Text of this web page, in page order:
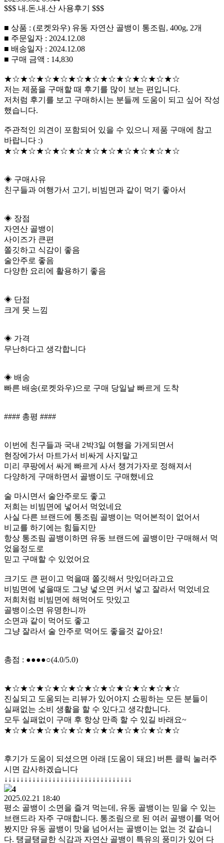
$$$ 내.돈.내.산 사용후기 $$$
■ 상품 : (로켓와우) 유동 자연산 골뱅이 통조림, 400g, 2개
■ 주문일자 : 2024.12.08
■ 배송일자 : 2024.12.08
■ 구매 금액 : 14,830
★☆★☆★☆★☆★☆★☆★☆★☆★☆★☆★☆
저는 제품을 구매할 때 후기를 많이 보는 편입니다.
저처럼 후기를 보고 구매하시는 분들께 도움이 되고 싶어 작성
했습니다.
주관적인 의견이 포함되어 있을 수 있으니 제품 구매에 참고
바랍니다 :)
★☆★☆★☆★☆★☆★☆★☆★☆★☆★☆★☆
◈ 구매사유
친구들과 여행가서 고기, 비빔면과 같이 먹기 좋아서
◈ 장점
자연산 골뱅이
사이즈가 큰편
쫄깃하고 식감이 좋음
술안주로 좋음
다양한 요리에 활용하기 좋음
◈ 단점
크게 못 느낌
◈ 가격
무난하다고 생각합니다
◈ 배송
빠른 배송(로켓와우)으로 구매 당일날 빠르게 도착
#### 총평 ####
이번에 친구들과 국내 2박3일 여행을 가게되면서
현장에가서 마트가서 비싸게 사지말고
미리 쿠팡에서 싸게 빠르게 사서 챙겨가자로 정해져서
다양하게 구매하면서 골뱅이도 구매했네요
술 마시면서 술안주로도 좋고
저희는 비빔면에 넣어서 먹었네요
사실 다른 브랜드에 통조림 골뱅이는 먹어본적이 없어서
비교를 하기에는 힘들지만
항상 통조림 골뱅이하면 유동 브랜드에 골뱅이만 구매해서 먹
었을정도로
믿고 구매할 수 있었어요
크기도 큰 편이고 먹을때 쫄깃해서 맛있더라고요
비빔면에 넣을때도 그냥 넣으면 커서 넣고 잘라서 먹었네요
저희처럼 비빔면에 해먹어도 맛있고
골뱅이소면 유명한니까
소면과 같이 먹어도 좋고
그냥 잘라서 술 안주로 먹어도 좋을것 같아요!
총점 : ●●●●○(4.0/5.0)
★☆★☆★☆★☆★☆★☆★☆★☆★☆★☆★☆
진실되고 도움되는 리뷰가 있어야지 쇼핑하는 모든 분들이
실패없는 소비 생활을 할 수 있다고 생각합니다.
모두 실패없이 구매 후 항상 만족 할 수 있길 바래요~
★☆★☆★☆★☆★☆★☆★☆★☆★☆★☆★☆
후기가 도움이 되셨으면 아래 [도움이 돼요] 버튼 클릭 눌러주
시면 감사하겠습니다
↓↓↓↓↓↓↓↓↓↓↓↓↓↓↓↓↓↓↓↓↓↓↓↓↓↓↓↓↓↓↓↓
4
2025.02.21 18:40
평소 골뱅이 소면을 즐겨 먹는데, 유동 골뱅이는 믿을 수 있는
브랜드라 자주 구매합니다. 통조림으로 된 여러 골뱅이를 먹어
봤지만 유동 골뱅이 맛을 넘어서는 골뱅이는 없는 것 같습니
다. 탱글탱글한 식감과 자연산 골뱅이 특유의 풍미가 있어 다